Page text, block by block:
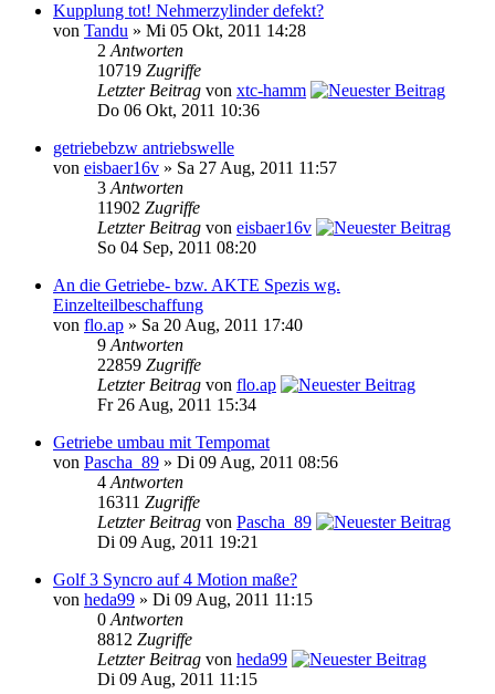
Kupplung tot! Nehmerzylinder defekt?
von Tandu » Mi 05 Okt, 2011 14:28
2 Antworten
10719 Zugriffe
Letzter Beitrag von xtc-hamm
Do 06 Okt, 2011 10:36
getriebebzw antriebswelle
von eisbaer16v » Sa 27 Aug, 2011 11:57
3 Antworten
11902 Zugriffe
Letzter Beitrag von eisbaer16v
So 04 Sep, 2011 08:20
An die Getriebe- bzw. AKTE Spezis wg.
Einzelteilbeschaffung
von flo.ap » Sa 20 Aug, 2011 17:40
9 Antworten
22859 Zugriffe
Letzter Beitrag von flo.ap
Fr 26 Aug, 2011 15:34
Getriebe umbau mit Tempomat
von Pascha_89 » Di 09 Aug, 2011 08:56
4 Antworten
16311 Zugriffe
Letzter Beitrag von Pascha_89
Di 09 Aug, 2011 19:21
Golf 3 Syncro auf 4 Motion maße?
von heda99 » Di 09 Aug, 2011 11:15
0 Antworten
8812 Zugriffe
Letzter Beitrag von heda99
Di 09 Aug, 2011 11:15